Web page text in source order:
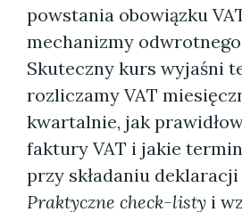
powstania obowiązku
mechanizmy
Skuteczny kurs wyjaśni
rozliczamy VAT
kwartalnie, jak
faktury VAT i jakie
przy składaniu deklaracji
Praktyczne check-listy i